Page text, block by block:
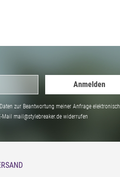
Anmelden
zur Beantwortung meiner Anfrage elektronisch
mail@stylebreaker.de widerrufen